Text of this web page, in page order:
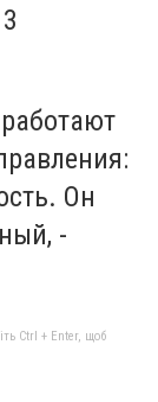
Он
-
Ctrl + Enter, щоб